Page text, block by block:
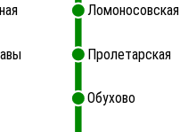
Обухово
Пролетарская
Ломоносовская